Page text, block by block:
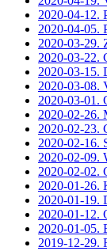
2020-04-12.
2020-04-05.
2020-03-29.
2020-03-22.
2020-03-15.
2020-03-08.
2020-03-01.
2020-02-26.
2020-02-23.
2020-02-16.
2020-02-09.
2020-02-02.
2020-01-26.
2020-01-19.
2020-01-12.
2020-01-05.
2019-12-29.